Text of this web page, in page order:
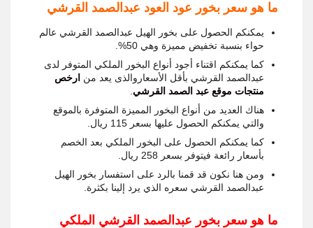
ما هو سعر بخور عود العود عبدالصمد القرشي
يمكنكم الحصول على بخور الهيل عبدالصمد القرشي عالم
حواء بنسبة تخفيض مميزة وهي 50%.
كما يمكنكم اقتناء أجود أنواع البخور الملكي المتوفر لدى
عبدالصمد القرشي بأقل الأسعاروالذى يعد من ارخص
منتجات موقع عبد الصمد القرشي.
هناك العديد من أنواع البخور المميزة المتوفرة بالموقع
والتي يمكنكم الحصول عليها بسعر 115 ريال.
كما يمكنكم الحصول على البخور الملكي بعد الخصم
بأسعار رائعة فيتوفر بسعر 258 ريال.
ومن هنا نكون قد قمنا بالرد على استفسار بخور الهيل
عبدالصمد القرشي سعره الذي يرد إلينا بكثرة.
ما هو سعر بخور عبدالصمد القرشي الملكي